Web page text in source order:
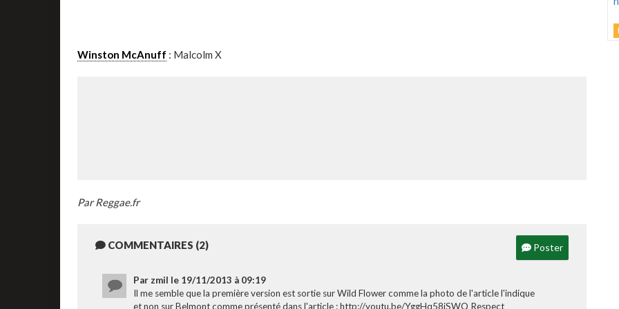
Winston McAnuff : Malcolm X
Par Reggae.fr
COMMENTAIRES (2) Poster
Par zmil le 19/11/2013 à 09:19
Il me semble que la première version est sortie sur Wild Flower comme la photo de l'article l'indique
et non sur Belmont comme présenté dans l'article : http://youtu.be/YggHq58iSWQ Respect